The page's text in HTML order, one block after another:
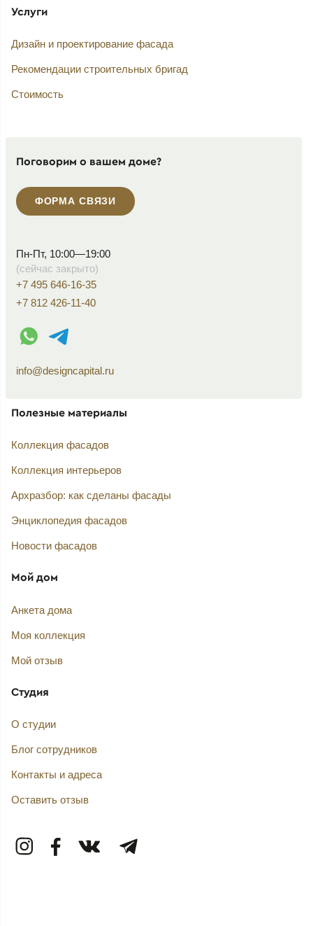
Услуги
Дизайн и проектирование фасада
Рекомендации строительных бригад
Стоимость
Поговорим о вашем доме?
ФОРМА СВЯЗИ
Пн-Пт, 10:00—19:00
(сейчас закрыто)
+7 495 646-16-35
+7 812 426-11-40
WhatsApp контакт
Telegram контакт
info@designcapital.ru
Полезные материалы
Коллекция фасадов
Коллекция интерьеров
Архразбор: как сделаны фасады
Энциклопедия фасадов
Новости фасадов
Мой дом
Анкета дома
Моя коллекция
Мой отзыв
Студия
О студии
Блог сотрудников
Контакты и адреса
Оставить отзыв